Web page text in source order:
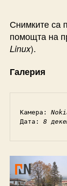
Снимките са
помощта на
Linux).
Галерия
Камера:
Дата: 8